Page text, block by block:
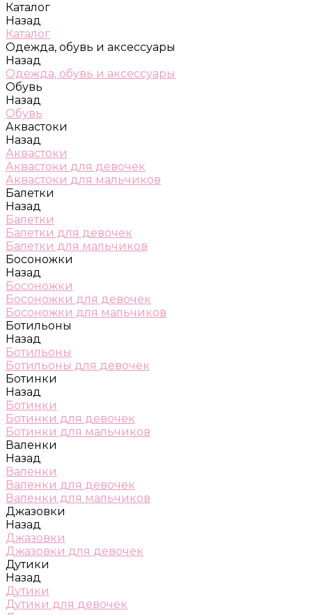
Каталог
Назад
Каталог
Одежда, обувь и аксессуары
Назад
Одежда, обувь и аксессуары
Обувь
Назад
Обувь
Аквастоки
Назад
Аквастоки
Аквастоки для девочек
Аквастоки для мальчиков
Балетки
Назад
Балетки
Балетки для девочек
Балетки для мальчиков
Босоножки
Назад
Босоножки
Босоножки для девочек
Босоножки для мальчиков
Ботильоны
Назад
Ботильоны
Ботильоны для девочек
Ботинки
Назад
Ботинки
Ботинки для девочек
Ботинки для мальчиков
Валенки
Назад
Валенки
Валенки для девочек
Валенки для мальчиков
Джазовки
Назад
Джазовки
Джазовки для девочек
Дутики
Назад
Дутики
Дутики для девочек